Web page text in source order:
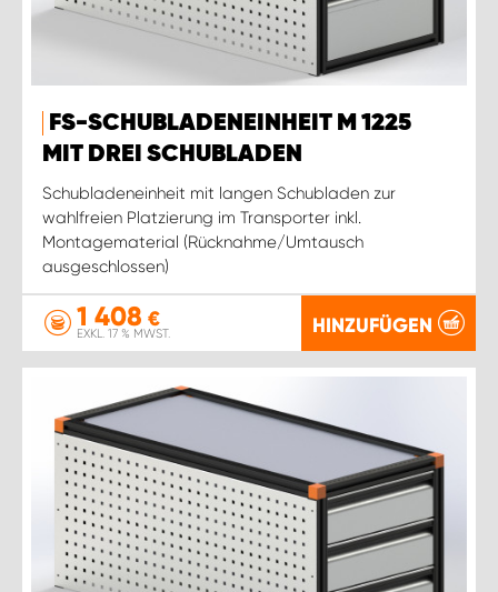
FS-SCHUBLADENEINHEIT M 1225
MIT DREI SCHUBLADEN
Schubladeneinheit mit langen Schubladen zur
wahlfreien Platzierung im Transporter inkl.
Montagematerial (Rücknahme/Umtausch
ausgeschlossen)
1 408 €
EXKL. 17 % MWST. HINZUFÜGEN